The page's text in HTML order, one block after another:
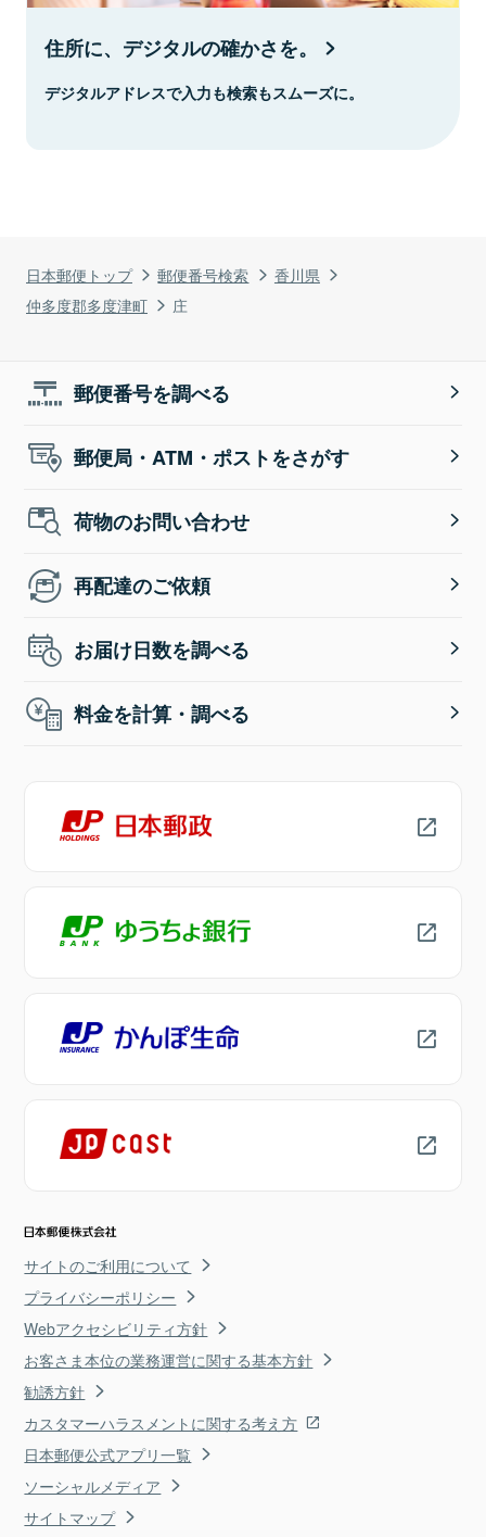
日本郵便トップ 郵便番号検索
香川県
仲多度郡多度津町
庄
住所に、デジタルの確かさを。
デジタルアドレスで入力も検索もスムーズに。
郵便番号を調べる
郵便局・ATM・ポストをさがす
荷物のお問い合わせ
再配達のご依頼
お届け日数を調べる
料金を計算・調べる
サイトのご利用について
プライバシーポリシー
Webアクセシビリティ方針
お客さま本位の業務運営に関する基本方針
勧誘方針
カスタマーハラスメントに関する考え方
日本郵便公式アプリ一覧
ソーシャルメディア
サイトマップ